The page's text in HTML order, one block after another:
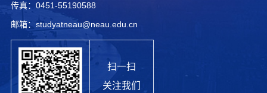
传真：0451-55190588
邮箱：studyatneau@neau.edu.cn
扫一扫
关注我们